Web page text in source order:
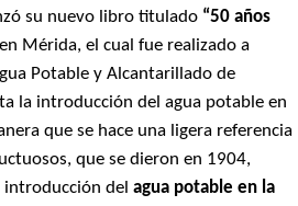
su nuevo libro titulado “50 años
Mérida, el cual fue realizado a
Potable y Alcantarillado de
la introducción del agua potable en
que se hace una ligera referencia
que se dieron en 1904,
introducción delagua potable en la